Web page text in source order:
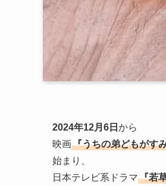
2024年12月6日 から
映画『うちの弟どもがす
始まり、
日本テレビ系ドラマ『若